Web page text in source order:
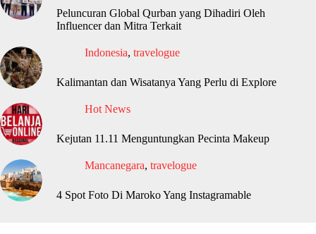
Peluncuran Global Qurban yang Dihadiri Oleh
Influencer dan Mitra Terkait
Indonesia, travelogue
Kalimantan dan Wisatanya Yang Perlu di Explore
Hot News
Kejutan 11.11 Menguntungkan Pecinta Makeup
Mancanegara, travelogue
4 Spot Foto Di Maroko Yang Instagramable